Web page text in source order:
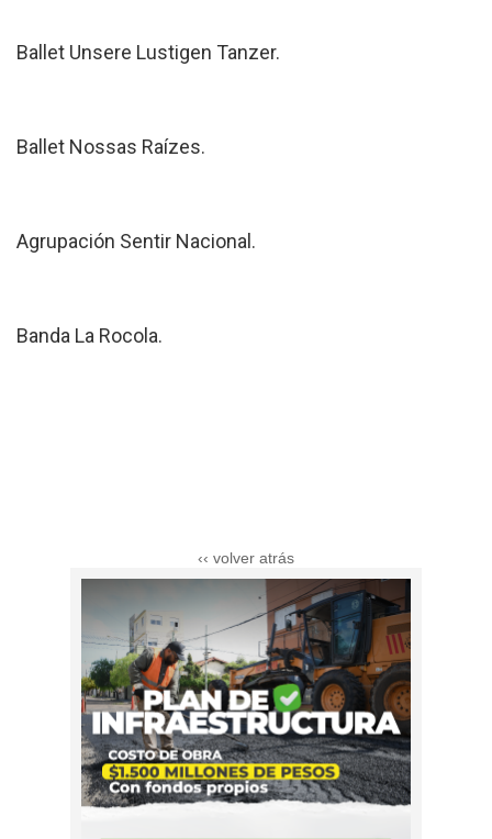
Ballet Unsere Lustigen Tanzer.
Ballet Nossas Raízes.
Agrupación Sentir Nacional.
Banda La Rocola.
‹‹ volver atrás